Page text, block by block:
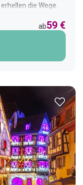
die Wege.
die
Die
sie ist eine
Mystik, Kultur
wundersame
zum Verweilen und
ab59 €
Zur